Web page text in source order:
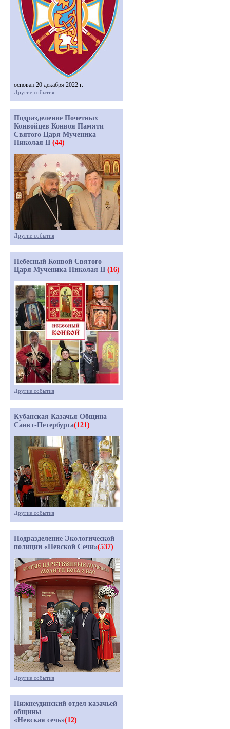
основан 20 декабря 2022 г.
Другие события
Подразделение Почетных
Конвойцев Конвоя Памяти
Святого Царя Мученика
Николая II (44)
Другие события
Небесный Конвой Святого
Царя Мученика Николая II (16)
Другие события
Кубанская Казачья Община
Санкт-Петербурга(121)
Другие события
Подразделение Экологической
полиции «Невской Сечи»(537)
Другие события
Нижнеудинский отдел казачьей
общины
«Невская сечь»(12)